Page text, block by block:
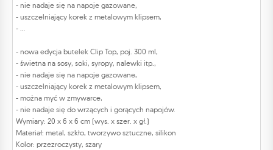
- nie nadaje się na napoje gazowane,
- uszczelniający korek z metalowym klipsem,
- ...
- nowa edycja butelek Clip Top, poj. 300 ml,
- świetna na sosy, soki, syropy, nalewki itp.,
- nie nadaje się na napoje gazowane,
- uszczelniający korek z metalowym klipsem,
- można myć w zmywarce,
- nie nadaje się do wrzących i gorących napojów.
Wymiary: 20 x 6 x 6 cm (wys. x szer. x gł.)
Materiał: metal, szkło, tworzywo sztuczne, silikon
Kolor: przezroczysty, szary